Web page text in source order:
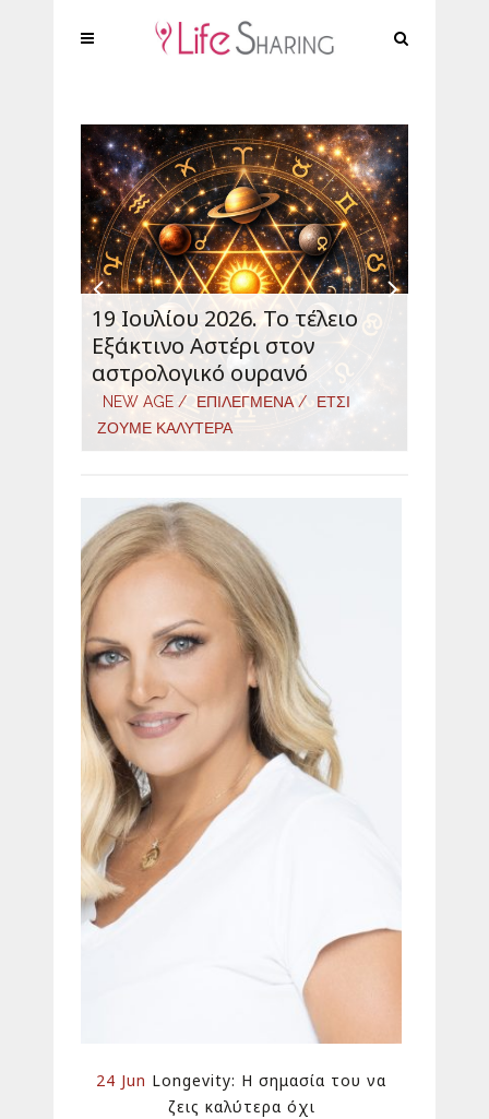
19 Ιουλίου 2026. Το τέλειο
Εξάκτινο Αστέρι στον
αστρολογικό ουρανό
NEW AGE / ΕΠΙΛΕΓΜΕΝΑ /
ΕΤΣΙ
ΖΟΥΜΕ ΚΑΛΥΤΕΡΑ
24 Jun Longevity: Η σημασία του να
ζεις καλύτερα όχι